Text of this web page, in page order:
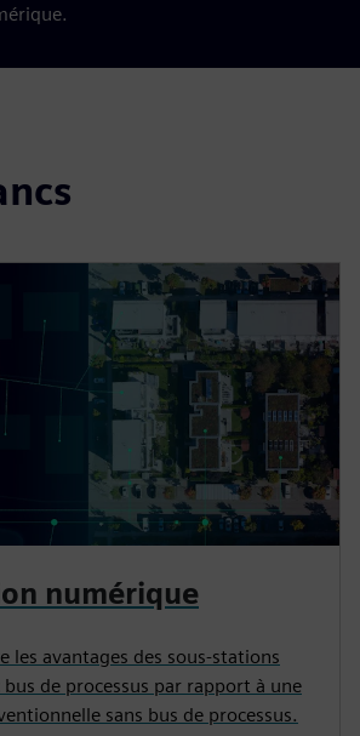
numérique
les avantages des sous-stations
de processus par rapport à une
sans bus de processus.